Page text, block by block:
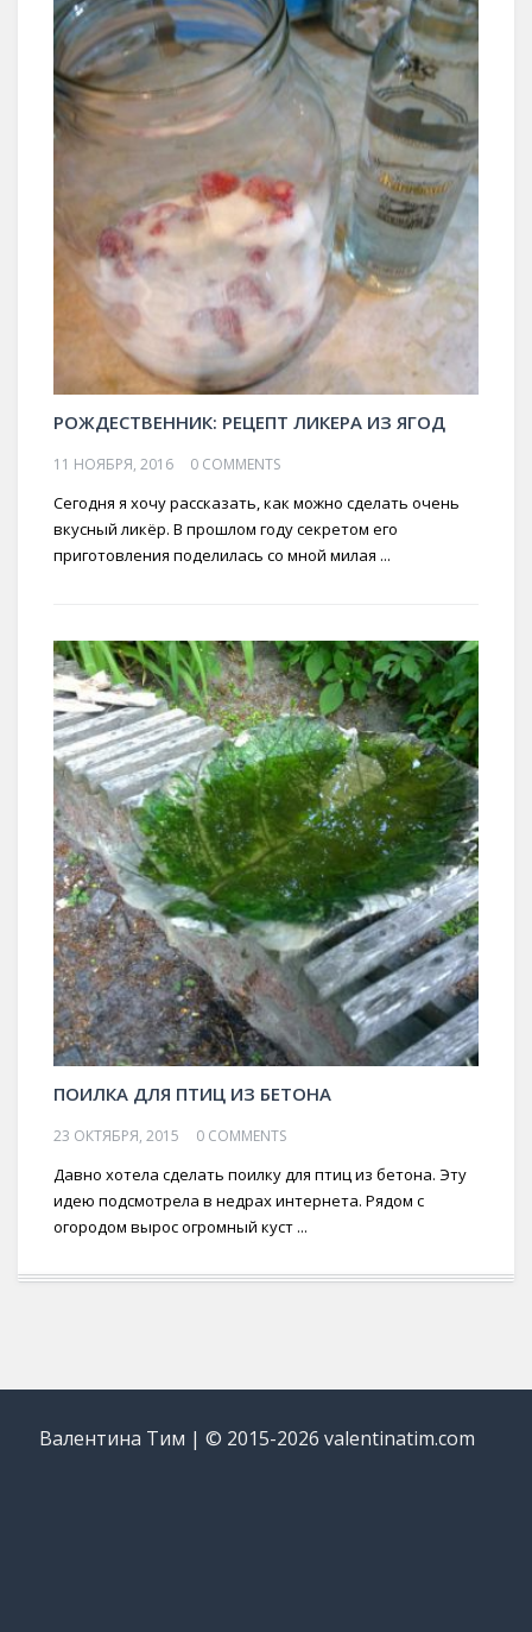
РОЖДЕСТВЕННИК: РЕЦЕПТ ЛИКЕРА ИЗ ЯГОД
11 НОЯБРЯ, 2016 0 COMMENTS
Сегодня я хочу рассказать, как можно сделать очень
вкусный ликёр. В прошлом году секретом его
приготовления поделилась со мной милая ...
ПОИЛКА ДЛЯ ПТИЦ ИЗ БЕТОНА
23 ОКТЯБРЯ, 2015 0 COMMENTS
Давно хотела сделать поилку для птиц из бетона. Эту
идею подсмотрела в недрах интернета. Рядом с
огородом вырос огромный куст ...
Валентина Тим | © 2015-2026 valentinatim.com